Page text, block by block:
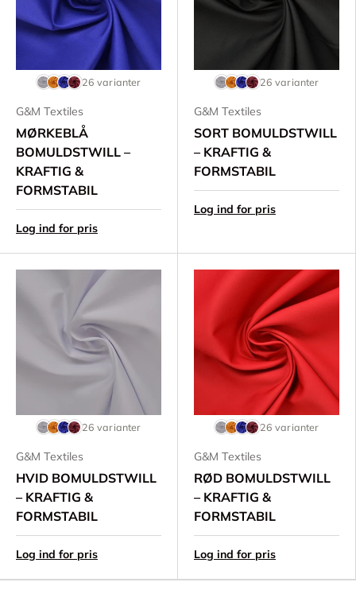
26 varianter
G&M Textiles
MØRKEBLÅ
BOMULDSTWILL –
KRAFTIG &
FORMSTABIL
Log ind for pris
26 varianter
G&M Textiles
SORT BOMULDSTWILL
– KRAFTIG &
FORMSTABIL
Log ind for pris
26 varianter
G&M Textiles
HVID BOMULDSTWILL
– KRAFTIG &
FORMSTABIL
Log ind for pris
26 varianter
G&M Textiles
RØD BOMULDSTWILL
– KRAFTIG &
FORMSTABIL
Log ind for pris